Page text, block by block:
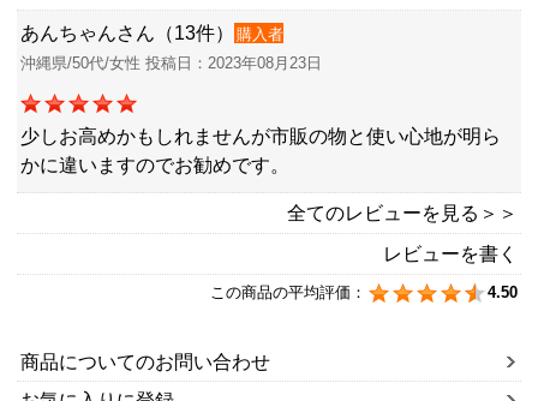
あんちゃんさん（13件）
購入者
沖縄県/50代/女性 投稿日：2023年08月23日
少しお高めかもしれませんが市販の物と使い心地が明ら
かに違いますのでお勧めです。
全てのレビューを見る＞＞
レビューを書く
この商品の平均評価： 4.50
商品についてのお問い合わせ